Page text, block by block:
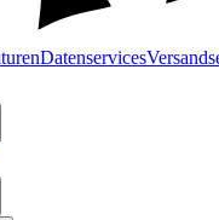
Datenservices